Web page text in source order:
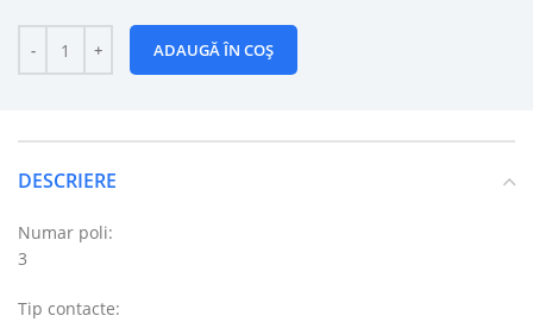
ADAUGĂ ÎN COȘ
DESCRIERE
Numar poli:
3
Tip contacte: